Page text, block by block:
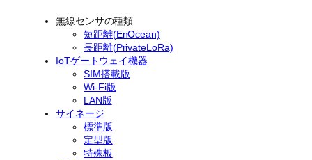
無線センサの種類
短距離(EnOcean)
長距離(PrivateLoRa)
IoTゲートウェイ機器
SIM搭載版
Wi-Fi版
LAN版
サイネージ
標準版
定型版
特殊板